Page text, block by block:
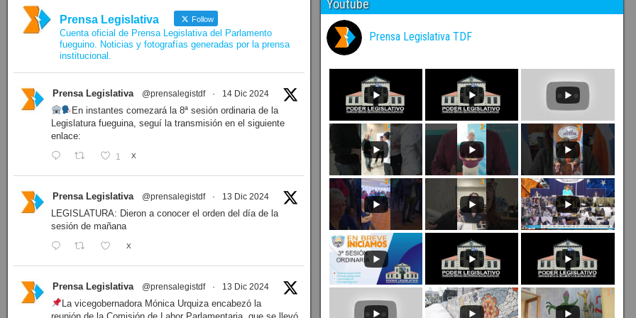
Prensa Legislativa Follow
Cuenta oficial de Prensa Legislativa del Parlamento
fueguino. Noticias y fotografías generadas por la prensa
institucional.
Prensa Legislativa @prensalegistdf · 14 Dic 2024
En instantes comezará la 8ª sesión ordinaria de la
Legislatura fueguina, seguí la transmisión en el siguiente
enlace:
1 X
Prensa Legislativa @prensalegistdf · 13 Dic 2024
LEGISLATURA: Dieron a conocer el orden del día de la
sesión de mañana
X
Prensa Legislativa @prensalegistdf · 13 Dic 2024
La vicegobernadora Mónica Urquiza encabezó la
Youtube
Prensa Legislativa TDF